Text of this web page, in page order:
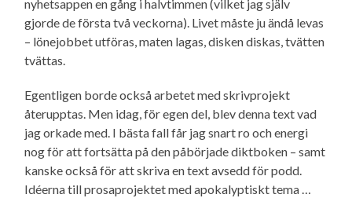
nyhetsappen en gång i halvtimmen (vilket jag själv
gjorde de första två veckorna). Livet måste ju ändå levas
– lönejobbet utföras, maten lagas, disken diskas, tvätten
tvättas.
Egentligen borde också arbetet med skrivprojekt
återupptas. Men idag, för egen del, blev denna text vad
jag orkade med. I bästa fall får jag snart ro och energi
nog för att fortsätta på den påbörjade diktboken – samt
kanske också för att skriva en text avsedd för podd.
Idéerna till prosaprojektet med apokalyptiskt tema …